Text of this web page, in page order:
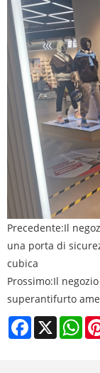
Precedente:Il
una porta di
cubica
Prossimo:Il
superantifurto
Facebook
X